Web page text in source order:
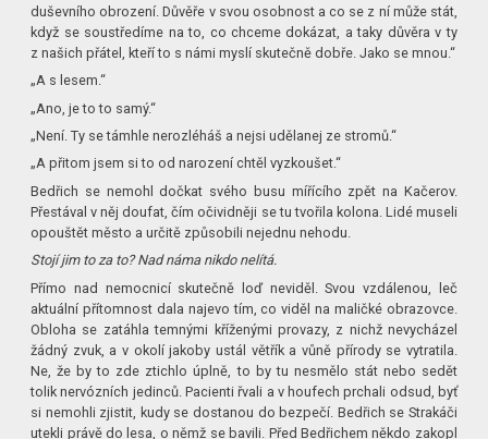
duševního obrození. Důvěře v svou osobnost a co se z ní může stát,
když se soustředíme na to, co chceme dokázat, a taky důvěra v ty
z našich přátel, kteří to s námi myslí skutečně dobře. Jako se mnou.“
„A s lesem.“
„Ano, je to to samý.“
„Není. Ty se támhle nerozléháš a nejsi udělanej ze stromů.“
„A přitom jsem si to od narození chtěl vyzkoušet.“
Bedřich se nemohl dočkat svého busu mířícího zpět na Kačerov.
Přestával v něj doufat, čím očividněji se tu tvořila kolona. Lidé museli
opouštět město a určitě způsobili nejednu nehodu.
Stojí jim to za to? Nad náma nikdo nelítá.
Přímo nad nemocnicí skutečně loď neviděl. Svou vzdálenou, leč
aktuální přítomnost dala najevo tím, co viděl na maličké obrazovce.
Obloha se zatáhla temnými kříženými provazy, z nichž nevycházel
žádný zvuk, a v okolí jakoby ustál větřík a vůně přírody se vytratila.
Ne, že by to zde ztichlo úplně, to by tu nesmělo stát nebo sedět
tolik nervózních jedinců. Pacienti řvali a v houfech prchali odsud, byť
si nemohli zjistit, kudy se dostanou do bezpečí. Bedřich se Strakáči
utekli právě do lesa, o němž se bavili. Před Bedřichem někdo zakopl